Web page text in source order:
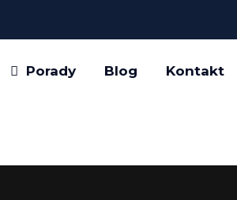
Porady Blog Kontakt